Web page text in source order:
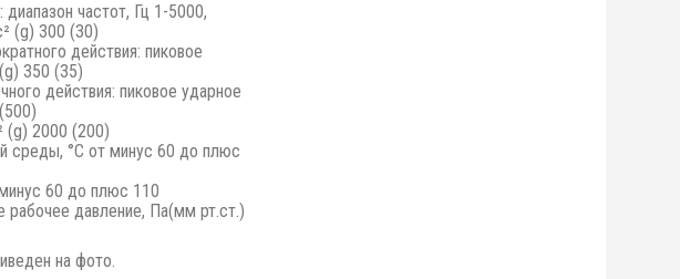
частот, Гц 1-5000,
(g) 300 (30)
действия: пиковое
350 (35)
действия: пиковое ударное
(g) 2000 (200)
среды, °С от минус 60 до плюс
60 до плюс 110
давление, Па(мм рт.ст.)
на фото.